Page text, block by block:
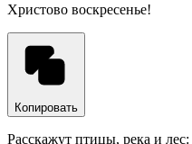
Христово воскресенье!
Копировать
Расскажут птицы, река и лес: